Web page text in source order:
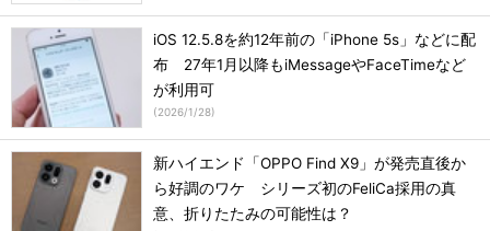
iOS 12.5.8を約12年前の「iPhone 5s」などに配
布 27年1月以降もiMessageやFaceTimeなど
が利用可
(2026/1/28)
新ハイエンド「OPPO Find X9」が発売直後か
ら好調のワケ シリーズ初のFeliCa採用の真
意、折りたたみの可能性は？